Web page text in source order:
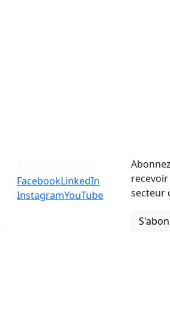
FacebookLinkedIn
InstagramYouTube
secteur